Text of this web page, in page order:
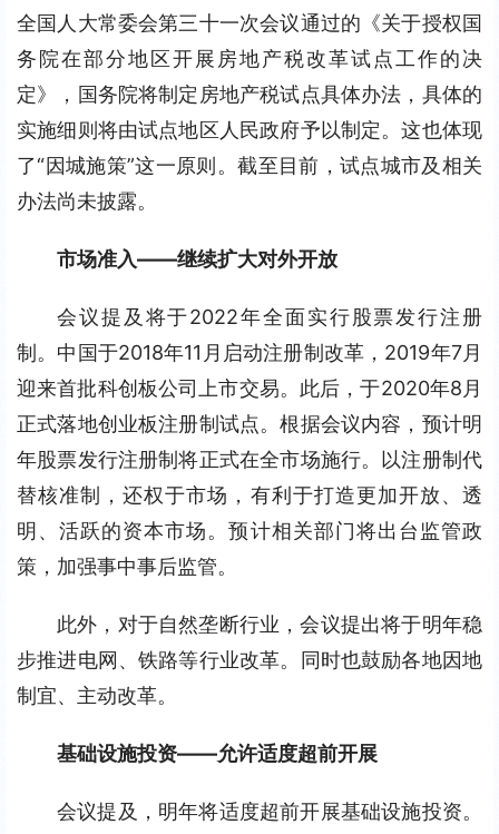
全国人大常委会第三十一次会议通过的《关于授权国
务院在部分地区开展房地产税改革试点工作的决
定》，国务院将制定房地产税试点具体办法，具体的
实施细则将由试点地区人民政府予以制定。这也体现
了“因城施策”这一原则。截至目前，试点城市及相关
办法尚未披露。
市场准入——继续扩大对外开放
会议提及将于2022年全面实行股票发行注册
制。中国于2018年11月启动注册制改革，2019年7月
迎来首批科创板公司上市交易。此后，于2020年8月
正式落地创业板注册制试点。根据会议内容，预计明
年股票发行注册制将正式在全市场施行。以注册制代
替核准制，还权于市场，有利于打造更加开放、透
明、活跃的资本市场。预计相关部门将出台监管政
策，加强事中事后监管。
此外，对于自然垄断行业，会议提出将于明年稳
步推进电网、铁路等行业改革。同时也鼓励各地因地
制宜、主动改革。
基础设施投资——允许适度超前开展
会议提及，明年将适度超前开展基础设施投资。